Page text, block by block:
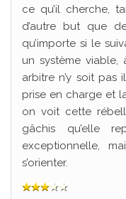
ce qu’il cherche,
d’autre but que
qu’importe si le
un système
arbitre n’y soit pas
prise en charge et
on voit cette
gâchis qu’elle
exceptionnelle,
s’orienter.